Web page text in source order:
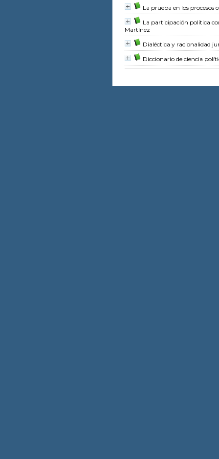
La prueba en los procesos
La participación política
Martínez
Dialéctica y racionalidad
Diccionario de ciencia